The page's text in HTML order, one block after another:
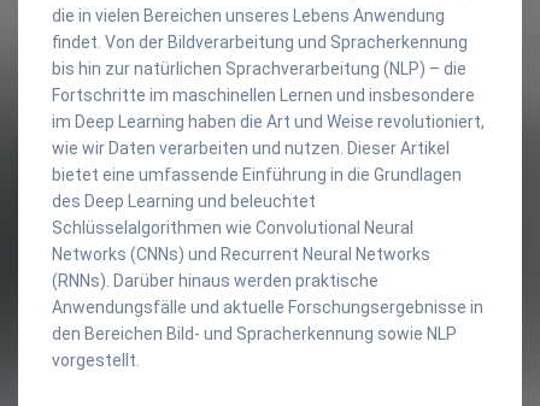
die in vielen Bereichen unseres Lebens Anwendung
findet. Von der Bildverarbeitung und Spracherkennung
bis hin zur natürlichen Sprachverarbeitung (NLP) – die
Fortschritte im maschinellen Lernen und insbesondere
im Deep Learning haben die Art und Weise revolutioniert,
wie wir Daten verarbeiten und nutzen. Dieser Artikel
bietet eine umfassende Einführung in die Grundlagen
des Deep Learning und beleuchtet
Schlüsselalgorithmen wie Convolutional Neural
Networks (CNNs) und Recurrent Neural Networks
(RNNs). Darüber hinaus werden praktische
Anwendungsfälle und aktuelle Forschungsergebnisse in
den Bereichen Bild- und Spracherkennung sowie NLP
vorgestellt.